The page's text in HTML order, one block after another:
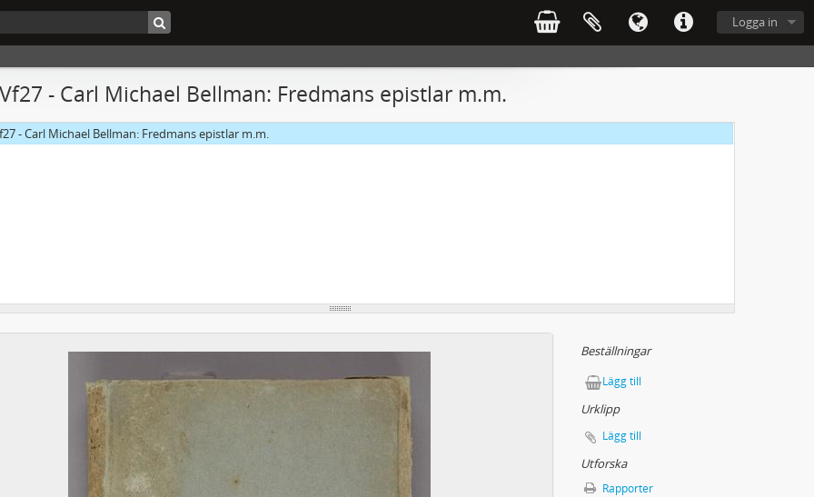
Logga in
- Carl Michael Bellman: Fredmans epistlar m.m.
- Carl Michael Bellman: Fredmans epistlar m.m.
Beställningar
Lägg till
Urklipp
Lägg till
Utforska
Rapporter